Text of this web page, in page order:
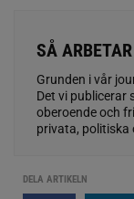
SÅ
Grunden i vår
Det vi publicerar
oberoende och
privata, politiska
DELA ARTIKELN